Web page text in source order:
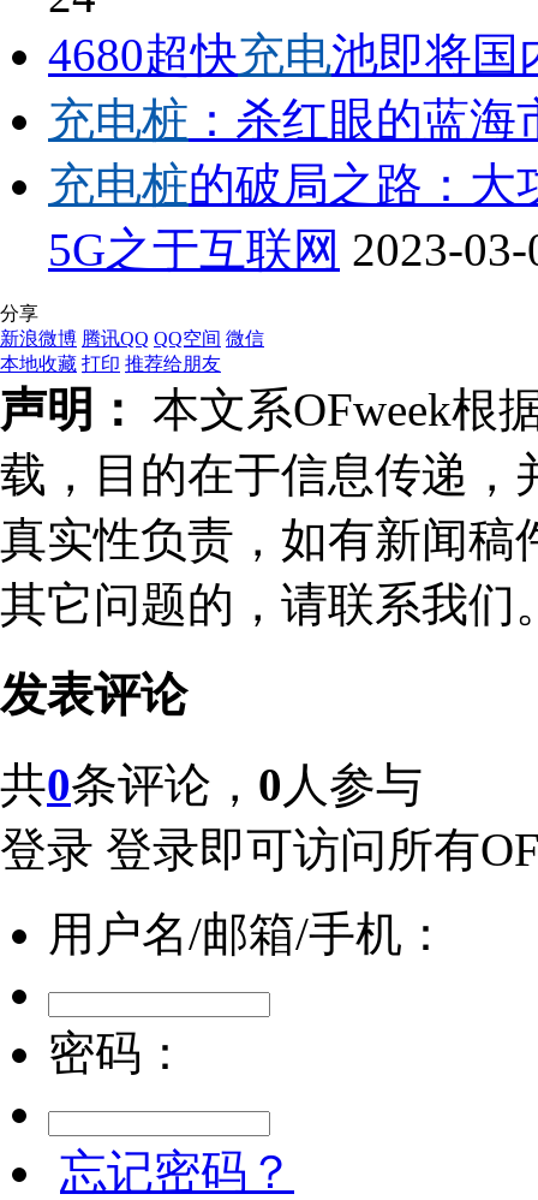
4680超快充电池即将国
充电桩 ：杀红眼的蓝海
充电桩的破局之路：大
5G之于互联网 2023-03-
分享
新浪微博 腾讯QQ QQ空间 微信
本地收藏 打印 推荐给朋友
声明： 本文系OFweek根
载，目的在于信息传递，
真实性负责，如有新闻稿
其它问题的，请联系我们
发表评论
共0条评论， 0 人参与
登录 登录即可访问所有
用户名/邮箱/手机：
密码：
忘记密码？